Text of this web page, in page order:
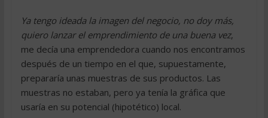
Ya tengo ideada la imagen del negocio, no doy más,
quiero lanzar el emprendimiento de una buena vez,
me decía una emprendedora cuando nos encontramos
después de un tiempo en el que, supuestamente,
prepararía unas muestras de sus productos. Las
muestras no estaban, pero ya tenía la gráfica que
usaría en su potencial (hipotético) local.